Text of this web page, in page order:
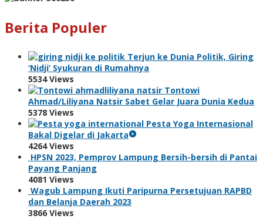
Berita Populer
Terjun ke Dunia Politik, Giring
‘Nidji’ Syukuran di Rumahnya
5534 Views
Tontowi
Ahmad/Liliyana Natsir Sabet Gelar Juara Dunia Kedua
5378 Views
Pesta Yoga Internasional
Bakal Digelar di Jakarta
4264 Views
HPSN 2023, Pemprov Lampung Bersih-bersih di Pantai
Payang Panjang
4081 Views
Wagub Lampung Ikuti Paripurna Persetujuan RAPBD
dan Belanja Daerah 2023
3866 Views